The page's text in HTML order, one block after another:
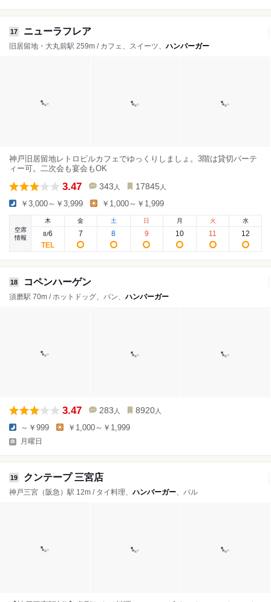
17 ニューラフレア
旧居留地・大丸前駅 259m / カフェ、スイーツ、ハンバーガー
神戸旧居留地レトロビルカフェでゆっくりしましょ。3階は貸切パーテ
ィー可。二次会も宴会もOK
3.47 343 人 17845 人
￥3,000～￥3,999 ￥1,000～￥1,999
空席
情報
木
8/6
金
7
土
8
日
9
月
10
火
11
水
12
18 コペンハーゲン
須磨駅 70m / ホットドッグ、パン、ハンバーガー
3.47 283 人 8920 人
～￥999 ￥1,000～￥1,999
月曜日
19 クンテープ 三宮店
神戸三宮（阪急）駅 12m / タイ料理、ハンバーガー、バル